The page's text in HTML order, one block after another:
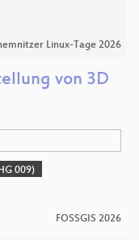
Linux-Tage 2026
von 3D
009)
FOSSGIS 2026